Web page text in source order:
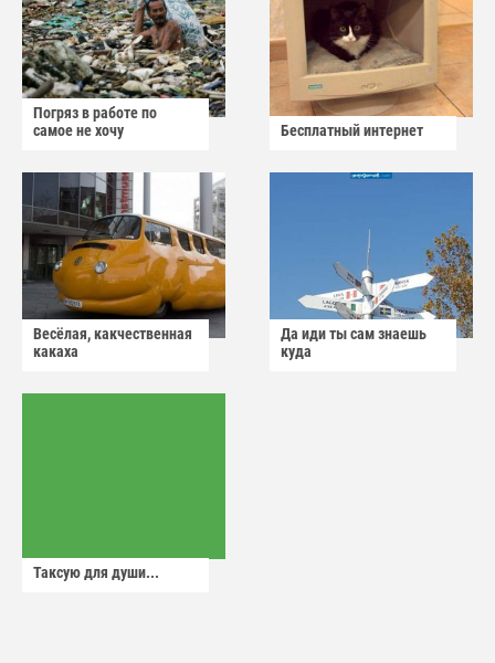
Погряз в работе по
самое не хочу
Бесплатный интернет
Весёлая, какчественная
какаха
Да иди ты сам знаешь
куда
Таксую для души...